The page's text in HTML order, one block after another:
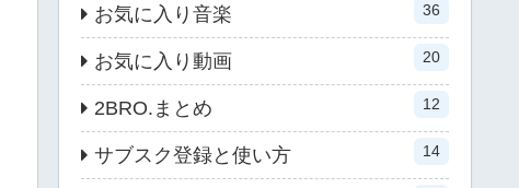
お気に入り音楽 36
お気に入り動画 20
2BRO.まとめ 12
サブスク登録と使い方 14